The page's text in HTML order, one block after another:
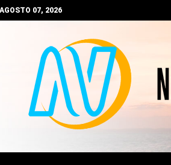
07, 2026
DEL ZULIA,